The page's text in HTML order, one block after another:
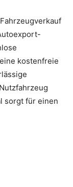
kostenfreie
sorgt für einen